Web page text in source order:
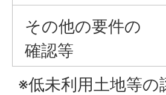
その他の要件の
確認等
※低未利用土地等